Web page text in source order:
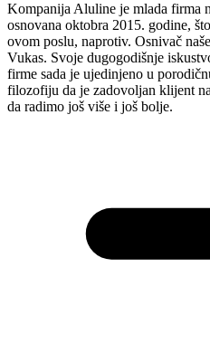
Kompanija Aluline je mlada firma
osnovana oktobra 2015. godine,
ovom poslu, naprotiv. Osnivač
Vukas. Svoje dugogodišnje
firme sada je ujedinjeno u
filozofiju da je zadovoljan klijent
da radimo još više i još bolje.